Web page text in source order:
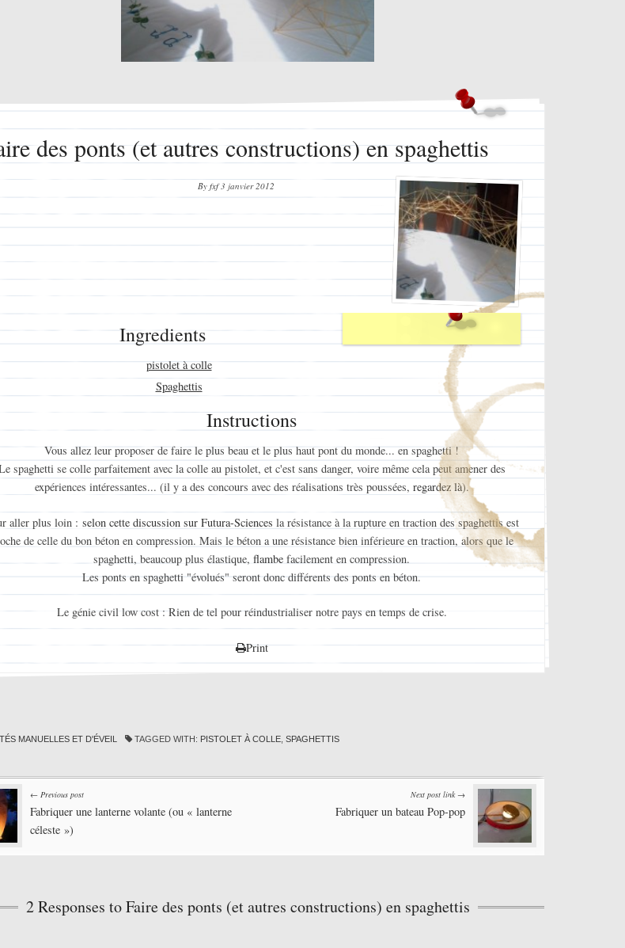
des ponts (et autres constructions) en spaghettis
By fxf 3 janvier 2012
Ingredients
pistolet à colle
Spaghettis
Instructions
Vous allez leur proposer de faire le plus beau et le plus haut pont du monde... en spaghetti !
spaghetti se colle parfaitement avec la colle au pistolet, et c'est sans danger, voire même cela peut amener des
expériences intéressantes... (il y a des concours avec des réalisations très poussées, regardez là).
aller plus loin : selon cette discussion sur Futura-Sciences la résistance à la rupture en traction des spaghettis est
de celle du bon béton en compression. Mais le béton a une résistance bien inférieure en traction, alors que le
spaghetti, beaucoup plus élastique, flambe facilement en compression.
Les ponts en spaghetti "évolués" seront donc différents des ponts en béton.
Le génie civil low cost : Rien de tel pour réindustrialiser notre pays en temps de crise.
Print
MANUELLES ET D'ÉVEIL TAGGED WITH: PISTOLET À COLLE SPAGHETTIS
← Previous post
Fabriquer une lanterne volante (ou « lanterne
céleste »)
Next post link →
Fabriquer un bateau Pop-pop
2 Responses to Faire des ponts (et autres constructions) en spaghettis